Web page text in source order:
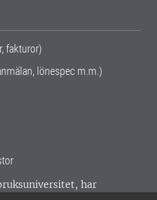
fakturor)
lönespec m.m.)
har